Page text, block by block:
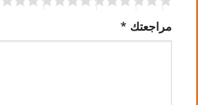
مراجعتك *